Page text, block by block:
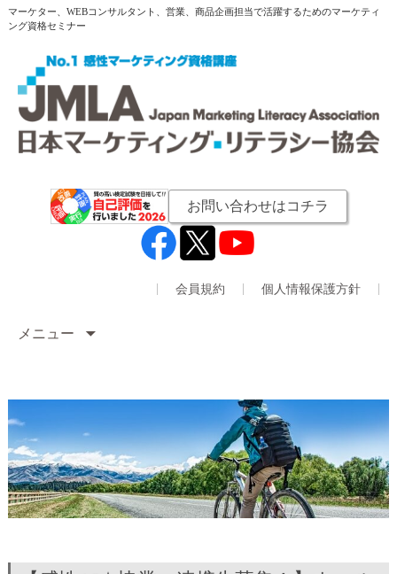
マーケター、WEBコンサルタント、営業、商品企画担当で活躍するためのマーケティ
ング資格セミナー
お問い合わせはコチラ
会員規約 個人情報保護方針
メニュー